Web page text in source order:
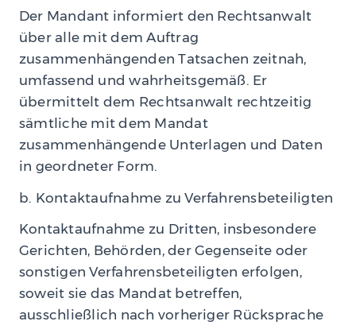
Der Mandant informiert den Rechtsanwalt
über alle mit dem Auftrag
zusammenhängenden Tatsachen zeitnah,
umfassend und wahrheitsgemäß. Er
übermittelt dem Rechtsanwalt rechtzeitig
sämtliche mit dem Mandat
zusammenhängende Unterlagen und Daten
in geordneter Form.
b. Kontaktaufnahme zu Verfahrensbeteiligten
Kontaktaufnahme zu Dritten, insbesondere
Gerichten, Behörden, der Gegenseite oder
sonstigen Verfahrensbeteiligten erfolgen,
soweit sie das Mandat betreffen,
ausschließlich nach vorheriger Rücksprache